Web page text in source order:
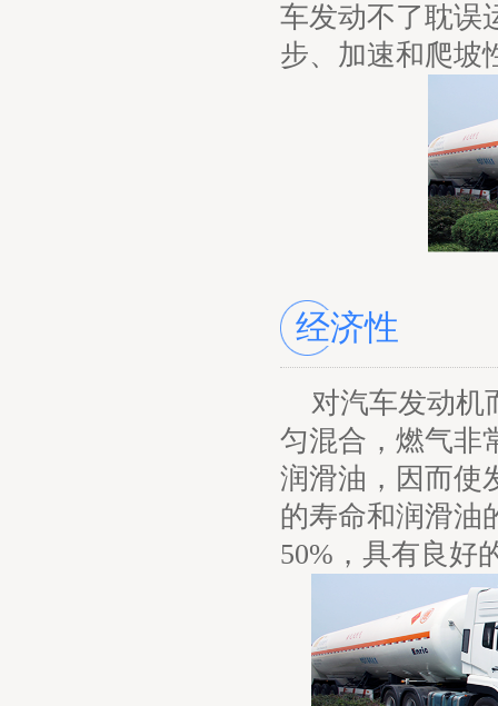
车发动不了耽误
步、加速和爬坡
经济性
对汽车发动机
匀混合，燃气非
润滑油，因而使
的寿命和润滑油
50%，具有良好